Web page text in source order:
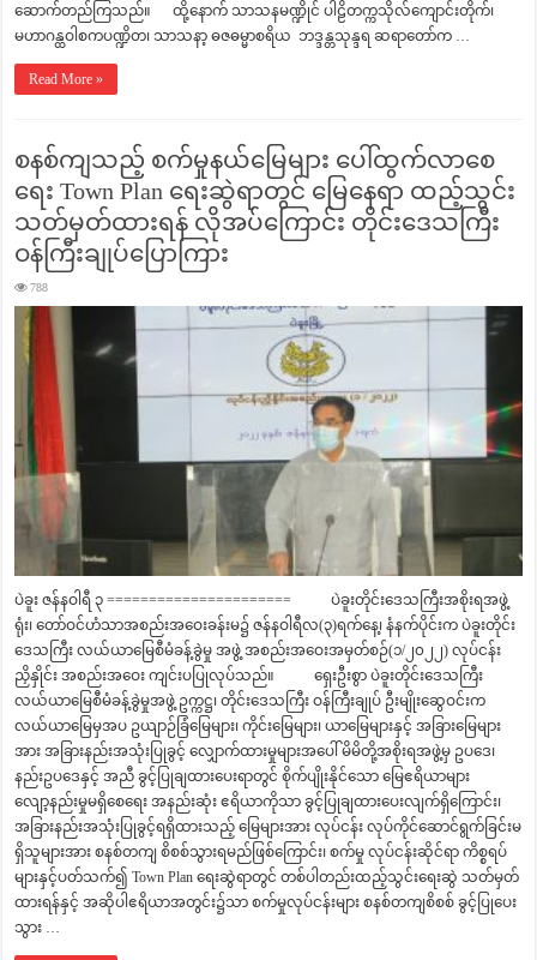
ဆောက်တည်ကြသည်။ ထို့နောက် သာသနမဏ္ဍိုင် ပါဠိတက္ကသိုလ်ကျောင်းတိုက်၊
မဟာဂန္ထဝါစကပဏ္ဍိတ၊ သာသနာ့ ဓဇဓမ္မာစရိယ ဘဒ္ဒန္တသုန္ဒရ ဆရာတော်က …
Read More »
စနစ်ကျသည့် စက်မှုနယ်မြေများ ပေါ်ထွက်လာစေ
ရေး Town Plan ရေးဆွဲရာတွင် မြေနေရာ ထည့်သွင်း
သတ်မှတ်ထားရန် လိုအပ်ကြောင်း တိုင်းဒေသကြီး
ဝန်ကြီးချုပ်ပြောကြား
788
ပဲခူး ဇန်နဝါရီ ၃ ====================== ပဲခူးတိုင်းဒေသကြီးအစိုးရအဖွဲ့
ရုံး၊ တော်ဝင်ဟံသာအစည်းအဝေးခန်းမ၌ ဇန်နဝါရီလ(၃)ရက်နေ့၊ နံနက်ပိုင်းက ပဲခူးတိုင်း
ဒေသကြီး လယ်ယာမြေစီမံခန့်ခွဲမှု အဖွဲ့ အစည်းအဝေးအမှတ်စဉ်(၁/၂၀၂၂) လုပ်ငန်း
ညှိနှိုင်း အစည်းအဝေး ကျင်းပပြုလုပ်သည်။ ရှေးဦးစွာ ပဲခူးတိုင်းဒေသကြီး
လယ်ယာမြေစီမံခန့်ခွဲမှုအဖွဲ့ ဥက္ကဋ္ဌ၊ တိုင်းဒေသကြီး ဝန်ကြီးချုပ် ဦးမျိုးဆွေဝင်းက
လယ်ယာမြေမှအပ ဥယျာဉ်ခြံမြေများ၊ ကိုင်းမြေများ၊ ယာမြေများနှင့် အခြားမြေများ
အား အခြားနည်းအသုံးပြုခွင့် လျှောက်ထားမှုများအပေါ် မိမိတို့အစိုးရအဖွဲ့မှ ဥပဒေ၊
နည်းဥပဒေနှင့် အညီ ခွင့်ပြုချထားပေးရာတွင် စိုက်ပျိုးနိုင်သော မြေဧရိယာများ
လျော့နည်းမှုမရှိစေရေး အနည်းဆုံး ဧရိယာကိုသာ ခွင့်ပြုချထားပေးလျက်ရှိကြောင်း၊
အခြားနည်းအသုံးပြုခွင့်ရရှိထားသည့် မြေများအား လုပ်ငန်း လုပ်ကိုင်ဆောင်ရွက်ခြင်းမ
ရှိသူများအား စနစ်တကျ စိစစ်သွားရမည်ဖြစ်ကြောင်း၊ စက်မှု လုပ်ငန်းဆိုင်ရာ ကိစ္စရပ်
များနှင့်ပတ်သက်၍ Town Plan ရေးဆွဲရာတွင် တစ်ပါတည်းထည့်သွင်းရေးဆွဲ သတ်မှတ်
ထားရန်နှင့် အဆိုပါဧရိယာအတွင်း၌သာ စက်မှုလုပ်ငန်းများ စနစ်တကျစိစစ် ခွင့်ပြုပေး
သွား …